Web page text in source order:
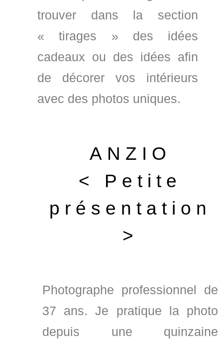
trouver dans la section
« tirages » des idées
cadeaux ou des idées afin
de décorer vos intérieurs
avec des photos uniques.
ANZIO
< Petite
présentation
>
Photographe professionnel de
37 ans. Je pratique la photo
depuis une quinzaine